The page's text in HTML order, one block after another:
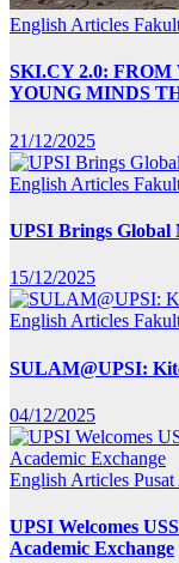
English Articles
SKI.CY 2.0:
YOUNG MINDS
21/12/2025
English Articles
UPSI Brings Global
15/12/2025
English Articles
SULAM@UPSI:
04/12/2025
English Articles
UPSI Welcomes
Academic Exchange